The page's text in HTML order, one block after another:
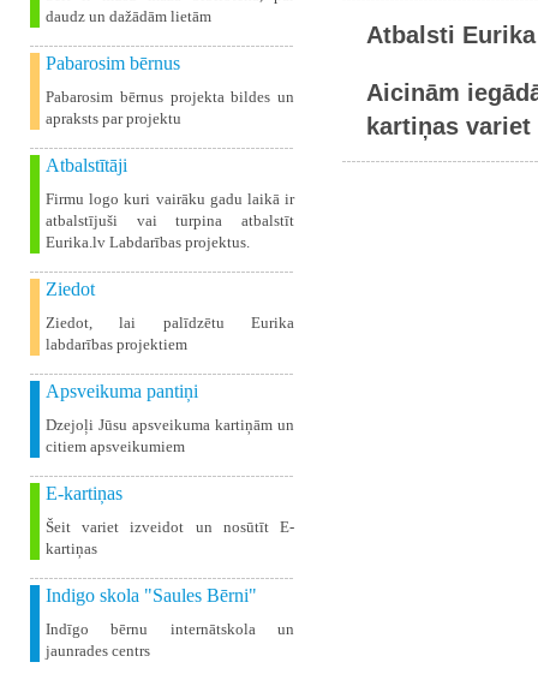
daudz un dažādām lietām
Pabarosim bērnus
Pabarosim bērnus projekta bildes un
apraksts par projektu
Atbalstītāji
Firmu logo kuri vairāku gadu laikā ir
atbalstījuši vai turpina atbalstīt
Eurika.lv Labdarības projektus.
Ziedot
Ziedot, lai palīdzētu Eurika
labdarības projektiem
Apsveikuma pantiņi
Dzejoļi Jūsu apsveikuma kartiņām un
citiem apsveikumiem
E-kartiņas
Šeit variet izveidot un nosūtīt E-
kartiņas
Indigo skola "Saules Bērni"
Indīgo bērnu internātskola un
jaunrades centrs
Atbalsti
Aicinām
kartiņas variet